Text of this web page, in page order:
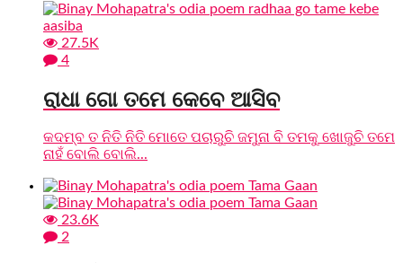
27.5K
4
ରାଧା ଗୋ ତମେ କେବେ ଆସିବ
କଦମ୍ବ ତ ନିତି ନିତି ମୋତେ ପଚାରୁଚି ଜମୁନା ବି ତମକୁ ଖୋଜୁଚି ତମେ
ନାହଁ ବୋଲି ବୋଲି...
23.6K
2